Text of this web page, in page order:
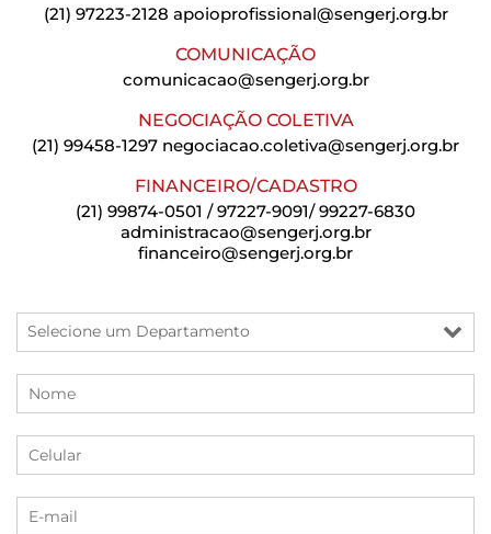
(21) 97223-2128 apoioprofissional@sengerj.org.br
COMUNICAÇÃO
comunicacao@sengerj.org.br
NEGOCIAÇÃO COLETIVA
(21) 99458-1297 negociacao.coletiva@sengerj.org.br
FINANCEIRO/CADASTRO
(21) 99874-0501 / 97227-9091/ 99227-6830
administracao@sengerj.org.br
financeiro@sengerj.org.br